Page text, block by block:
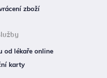
zboží
od lékaře online
karty